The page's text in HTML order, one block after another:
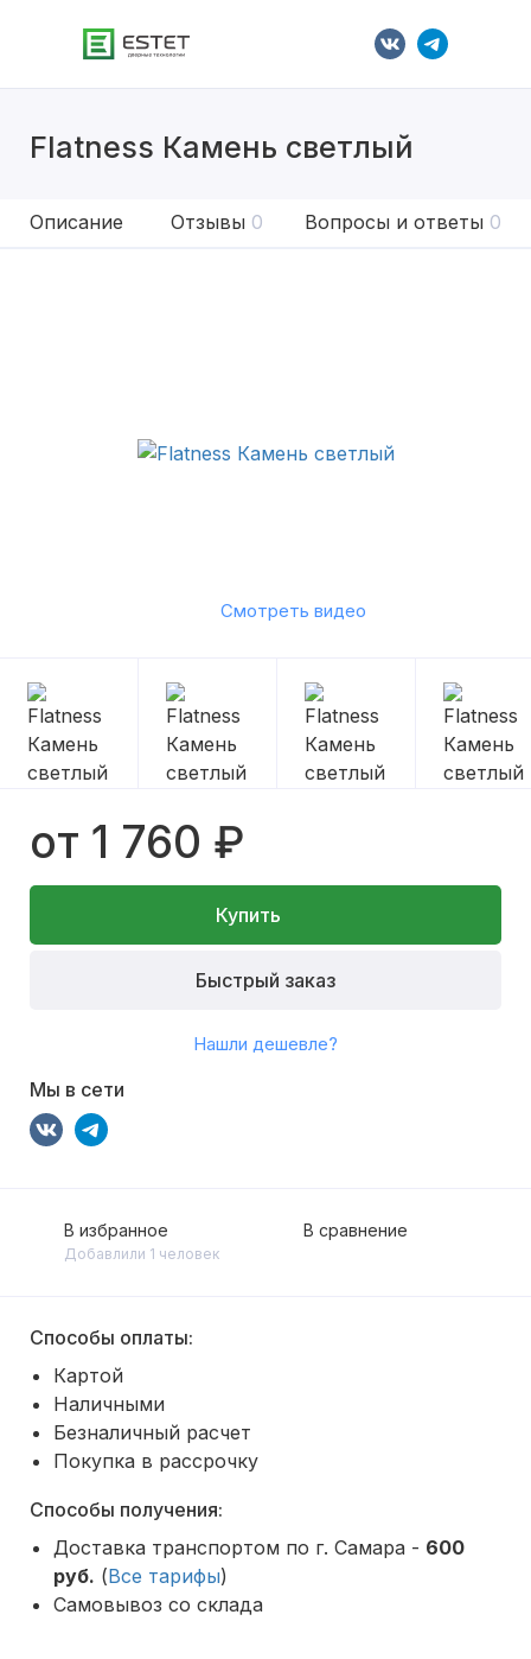
Flatness Камень светлый
Описание Отзывы 0 Вопросы и ответы 0
Смотреть видео
от 1 760 ₽
Купить
Быстрый заказ
Нашли дешевле?
Мы в сети
В избранное
Добавлили 1 человек
В сравнение
Способы оплаты:
Картой
Наличными
Безналичный расчет
Покупка в рассрочку
Способы получения:
Доставка транспортом по г. Самара - 600
руб. (Все тарифы)
Самовывоз со склада